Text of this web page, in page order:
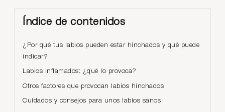
Índice de contenidos
¿Por qué tus labios pueden estar hinchados y qué puede
indicar?
Labios inflamados: ¿qué lo provoca?
Otros factores que provocan labios hinchados
Cuidados y consejos para unos labios sanos